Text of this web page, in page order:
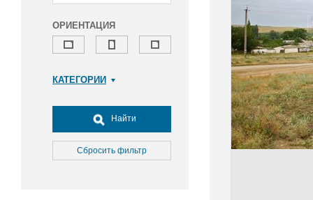
ОРИЕНТАЦИЯ
КАТЕГОРИИ
Досуг, туризм и отдых
Культура
Медицина
Найти
Сбросить фильтр